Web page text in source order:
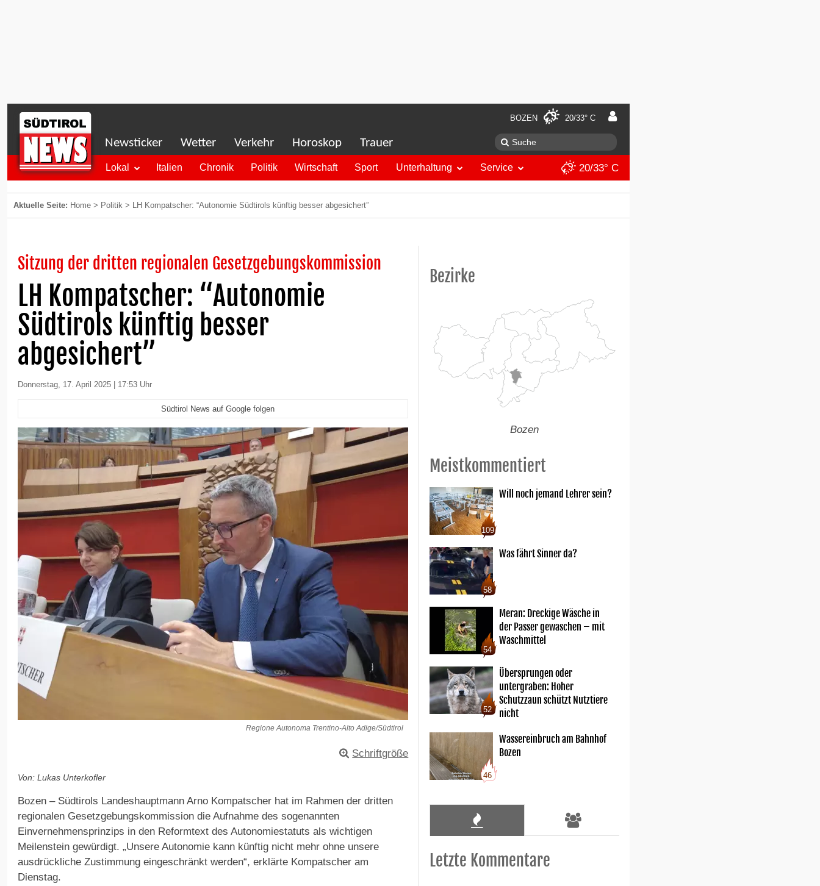
BOZEN 20/33° C
Newsticker Wetter Verkehr Horoskop Trauer
Lokal Italien Chronik Politik Wirtschaft Sport Unterhaltung Service 20/33° C
Aktuelle Seite: Home > Politik > LH Kompatscher: “Autonomie Südtirols künftig besser abgesichert”
Sitzung der dritten regionalen Gesetzgebungskommission
LH Kompatscher: “Autonomie
Südtirols künftig besser
abgesichert”
Donnerstag, 17. April 2025 | 17:53 Uhr
Südtirol News auf Google folgen
Regione Autonoma Trentino-Alto Adige/Südtirol
Schriftgröße
Von: Lukas Unterkofler
Bozen – Südtirols Landeshauptmann Arno Kompatscher hat im Rahmen der dritten
regionalen Gesetzgebungskommission die Aufnahme des sogenannten
Einvernehmensprinzips in den Reformtext des Autonomiestatuts als wichtigen
Meilenstein gewürdigt. „Unsere Autonomie kann künftig nicht mehr ohne unsere
ausdrückliche Zustimmung eingeschränkt werden“, erklärte Kompatscher am
Dienstag.
Bezirke
Bozen
Meistkommentiert
109
Will noch jemand Lehrer sein?
58
Was fährt Sinner da?
54
Meran: Dreckige Wäsche in
der Passer gewaschen – mit
Waschmittel
52
Übersprungen oder
untergraben: Hoher
Schutzzaun schützt Nutztiere
nicht
46
Wassereinbruch am Bahnhof
Bozen
Letzte Kommentare